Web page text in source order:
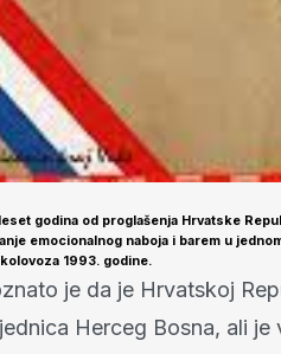
godina od proglašenja Hrvatske
emocionalnog naboja i barem u
1993. godine.
je da je Hrvatskoj
Herceg Bosna, ali